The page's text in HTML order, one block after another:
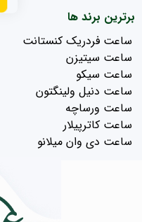
برترین برند ها
ساعت فردریک کنستانت
ساعت سیتیزن
ساعت سیکو
ساعت دنیل ولینگتون
ساعت ورساچه
ساعت کاترپیلار
ساعت دی وان میلانو